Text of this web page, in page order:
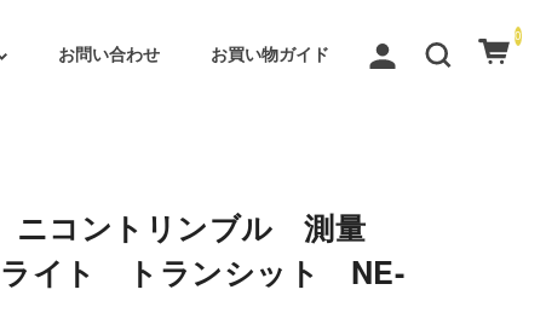
お問い合わせ お買い物ガイド
0
コントリンブル 測量
イト トランシット NE-